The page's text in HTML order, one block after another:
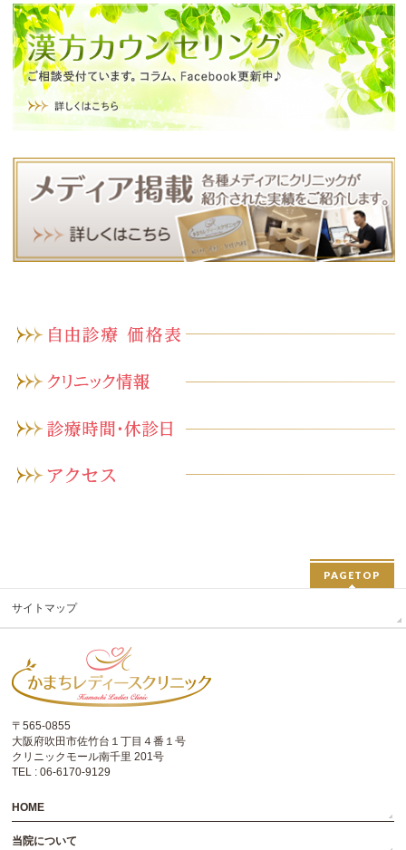
PAGETOP
サイトマップ
〒565-0855
大阪府吹田市佐竹台１丁目４番１号
クリニックモール南千里 201号
TEL : 06-6170-9129
HOME
当院について